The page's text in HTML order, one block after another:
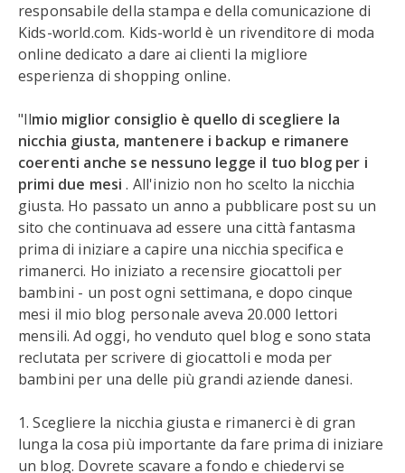
responsabile della stampa e della comunicazione di
Kids-world.com. Kids-world è un rivenditore di moda
online dedicato a dare ai clienti la migliore
esperienza di shopping online.
"Ilmio miglior consiglio è quello di scegliere la
nicchia giusta, mantenere i backup e rimanere
coerenti anche se nessuno legge il tuo blog per i
primi due mesi. All'inizio non ho scelto la nicchia
giusta. Ho passato un anno a pubblicare post su un
sito che continuava ad essere una città fantasma
prima di iniziare a capire una nicchia specifica e
rimanerci. Ho iniziato a recensire giocattoli per
bambini - un post ogni settimana, e dopo cinque
mesi il mio blog personale aveva 20.000 lettori
mensili. Ad oggi, ho venduto quel blog e sono stata
reclutata per scrivere di giocattoli e moda per
bambini per una delle più grandi aziende danesi.
1. Scegliere la nicchia giusta e rimanerci è di gran
lunga la cosa più importante da fare prima di iniziare
un blog. Dovrete scavare a fondo e chiedervi se